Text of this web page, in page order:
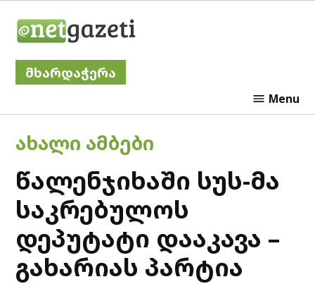
მხარდაჭერა
Menu
POSTED
IN
ᲐᲮᲐᲚᲘ ᲐᲛᲑᲔᲑᲘ
წალენჯიხაში სუს-მა
საკრებულოს
დეპუტატი დააკავა –
გახარიას პარტია